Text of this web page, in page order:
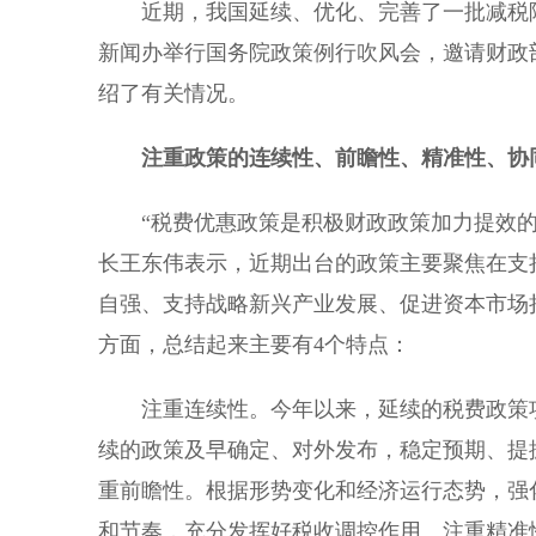
近期，我国延续、优化、完善了一批减税
新闻办举行国务院政策例行吹风会，邀请财
绍了有关情况。
注重政策的连续性、前瞻性、精准性、协
“税费优惠政策是积极财政政策加力提效的
长王东伟表示，近期出台的政策主要聚焦在
自强、支持战略新兴产业发展、促进资本市
方面，总结起来主要有4个特点：
注重连续性。今年以来，延续的税费政策
续的政策及早确定、对外发布，稳定预期、
重前瞻性。根据形势变化和经济运行态势，
和节奏，充分发挥好税收调控作用。注重精